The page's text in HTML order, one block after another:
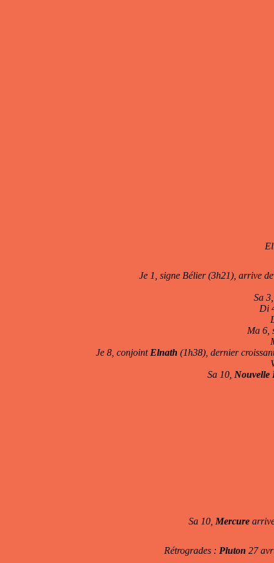
Je 1, signe Bélier (3h21), arrive
Sa
Di
Ma 6,
Je 8, conjoint Elnath (1h38), dernier
Sa 10, Nouvelle
Sa 10, Mercure
Rétrogrades : Pluton 27